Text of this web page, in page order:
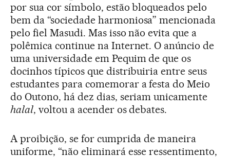
por sua cor símbolo, estão bloqueados pelo
bem da “sociedade harmoniosa” mencionada
pelo fiel Masudi. Mas isso não evita que a
polêmica continue na Internet. O anúncio de
uma universidade em Pequim de que os
docinhos típicos que distribuiria entre seus
estudantes para comemorar a festa do Meio
do Outono, há dez dias, seriam unicamente
halal, voltou a acender os debates.
A proibição, se for cumprida de maneira
uniforme, “não eliminará esse ressentimento,